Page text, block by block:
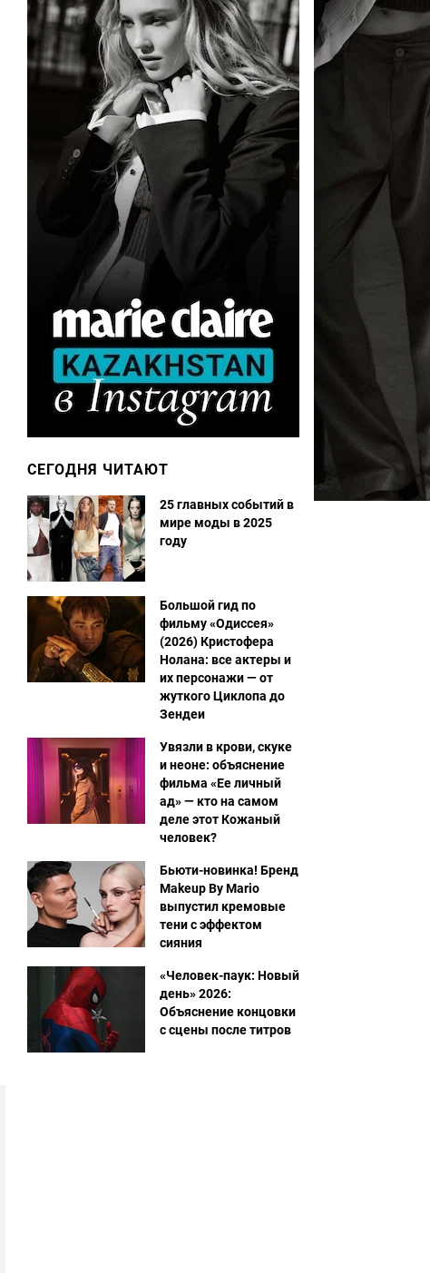
СЕГОДНЯ ЧИТАЮТ
25 главных событий в
мире моды в 2025
году
Большой гид по
фильму «Одиссея»
(2026) Кристофера
Нолана: все актеры и
их персонажи — от
жуткого Циклопа до
Зендеи
Увязли в крови, скуке
и неоне: объяснение
фильма «Ее личный
ад» — кто на самом
деле этот Кожаный
человек?
Бьюти-новинка! Бренд
Makeup By Mario
выпустил кремовые
тени с эффектом
сияния
«Человек-паук: Новый
день» 2026:
Объяснение концовки
с сцены после титров